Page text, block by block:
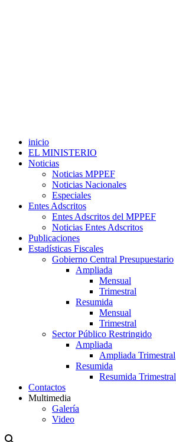
inicio
EL MINISTERIO
Noticias
Noticias MPPEF
Noticias Nacionales
Especiales
Entes Adscritos
Entes Adscritos del MPPEF
Noticias Entes Adscritos
Publicaciones
Estadísticas Fiscales
Gobierno Central Presupuestario
Ampliada
Mensual
Trimestral
Resumida
Mensual
Trimestral
Sector Público Restringido
Ampliada
Ampliada Trimestral
Resumida
Resumida Trimestral
Contactos
Multimedia
Galería
Video